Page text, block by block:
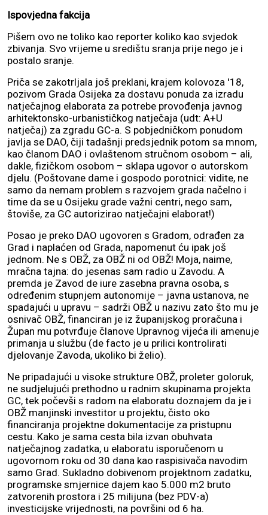
Ispovjedna fakcija
Pišem ovo ne toliko kao reporter koliko kao svjedok
zbivanja. Svo vrijeme u središtu sranja prije nego je i
postalo sranje.
Priča se zakotrljala još preklani, krajem kolovoza '18,
pozivom Grada Osijeka za dostavu ponuda za izradu
natječajnog elaborata za potrebe provođenja javnog
arhitektonsko-urbanističkog natječaja (udt: A+U
natječaj) za zgradu GC-a. S pobjedničkom ponudom
javlja se DAO, čiji tadašnji predsjednik potom sa mnom,
kao članom DAO i ovlaštenom stručnom osobom – ali,
dakle, fizičkom osobom – sklapa ugovor o autorskom
djelu. (Poštovane dame i gospodo porotnici: vidite, ne
samo da nemam problem s razvojem grada načelno i
time da se u Osijeku grade važni centri, nego sam,
štoviše, za GC autorizirao natječajni elaborat!)
Posao je preko DAO ugovoren s Gradom, odrađen za
Grad i naplaćen od Grada, napomenut ću ipak još
jednom. Ne s OBŽ, za OBŽ ni od OBŽ! Moja, naime,
mračna tajna: do jesenas sam radio u Zavodu. A
premda je Zavod de iure zasebna pravna osoba, s
određenim stupnjem autonomije – javna ustanova, ne
spadajući u upravu – sadrži OBŽ u nazivu zato što mu je
osnivač OBŽ, financiran je iz županijskog proračuna i
Župan mu potvrđuje članove Upravnog vijeća ili amenuje
primanja u službu (de facto je u prilici kontrolirati
djelovanje Zavoda, ukoliko bi želio).
Ne pripadajući u visoke strukture OBŽ, proleter goloruk,
ne sudjelujući prethodno u radnim skupinama projekta
GC, tek počevši s radom na elaboratu doznajem da je i
OBŽ manjinski investitor u projektu, čisto oko
financiranja projektne dokumentacije za pristupnu
cestu. Kako je sama cesta bila izvan obuhvata
natječajnog zadatka, u elaboratu isporučenom u
ugovornom roku od 30 dana kao raspisivača navodim
samo Grad. Sukladno dobivenom projektnom zadatku,
programske smjernice dajem kao 5.000 m2 bruto
zatvorenih prostora i 25 milijuna (bez PDV-a)
investicijske vrijednosti, na površini od 6 ha.